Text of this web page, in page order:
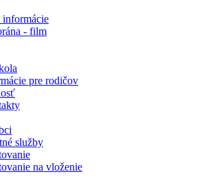
informácie
- film
pre rodičov
služby
na vloženie